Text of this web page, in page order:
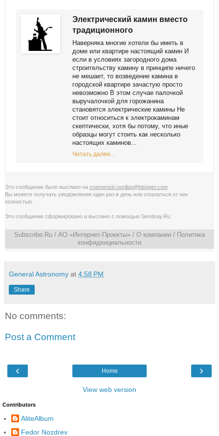
Электрический камин вместо
традиционного
Наверняка многие хотели бы иметь в
доме или квартире настоящий камин И
если в условиях загородного дома
строительству камину в принципе ничего
не мешает, то возведение камина в
городской квартире зачастую просто
невозможно В этом случае палочкой
выручалочкой для горожанина
становятся электрические камины Не
стоит относиться к электрокаминам
скептически, хотя бы потому, что иные
образцы могут стоить как несколько
настоящих каминов...
Читать далее...
Это сообщение было выслано на znamenski.norillag@blogger.com
Вы можете получать уведомления один раз в день или отказаться от них
полностью
Это сообщение сформировано и выслано с помощью Sendsay.Ru
Subscribe.Ru / АО «Интернет-Проекты» / О компании / Политика
конфиденциальности
General Astronomy at 4:58 PM
Share
No comments:
Post a Comment
‹ ›
Home
View web version
Contributors
AliteAlbum
Fedor Nozdrev